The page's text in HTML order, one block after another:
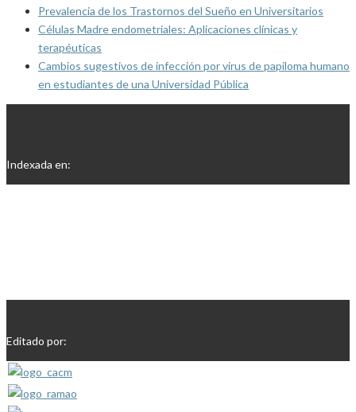
Prevalencia de los Trastornos del Sueño en Universitarios
Células Madre endometriales: Aplicaciones clínicas y
terapéuticas
Cambios sugestivos de infección por virus de papiloma humano
en estudiantes de una Universidad Pública
Indexada en:
Editado por: